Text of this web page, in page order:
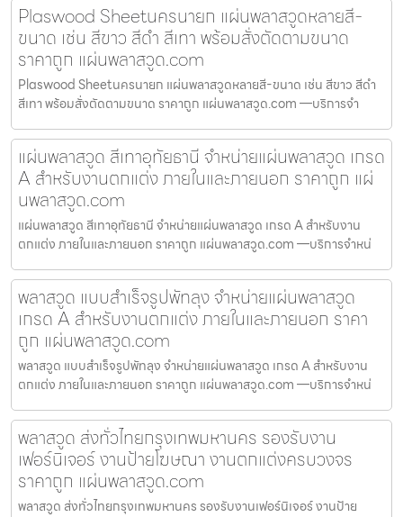
Plaswood Sheetนครนายก แผ่นพลาสวูดหลายสี-
ขนาด เช่น สีขาว สีดำ สีเทา พร้อมสั่งตัดตามขนาด
ราคาถูก แผ่นพลาสวูด.com
Plaswood Sheetนครนายก แผ่นพลาสวูดหลายสี-ขนาด เช่น สีขาว สีดำ
สีเทา พร้อมสั่งตัดตามขนาด ราคาถูก แผ่นพลาสวูด.com —บริการจำ
แผ่นพลาสวูด สีเทาอุทัยธานี จำหน่ายแผ่นพลาสวูด เกรด
A สำหรับงานตกแต่ง ภายในและภายนอก ราคาถูก แผ่
นพลาสวูด.com
แผ่นพลาสวูด สีเทาอุทัยธานี จำหน่ายแผ่นพลาสวูด เกรด A สำหรับงาน
ตกแต่ง ภายในและภายนอก ราคาถูก แผ่นพลาสวูด.com —บริการจำหน่
พลาสวูด แบบสำเร็จรูปพัทลุง จำหน่ายแผ่นพลาสวูด
เกรด A สำหรับงานตกแต่ง ภายในและภายนอก ราคา
ถูก แผ่นพลาสวูด.com
พลาสวูด แบบสำเร็จรูปพัทลุง จำหน่ายแผ่นพลาสวูด เกรด A สำหรับงาน
ตกแต่ง ภายในและภายนอก ราคาถูก แผ่นพลาสวูด.com —บริการจำหน่
พลาสวูด ส่งทั่วไทยกรุงเทพมหานคร รองรับงาน
เฟอร์นิเจอร์ งานป้ายโฆษณา งานตกแต่งครบวงจร
ราคาถูก แผ่นพลาสวูด.com
พลาสวูด ส่งทั่วไทยกรุงเทพมหานคร รองรับงานเฟอร์นิเจอร์ งานป้าย